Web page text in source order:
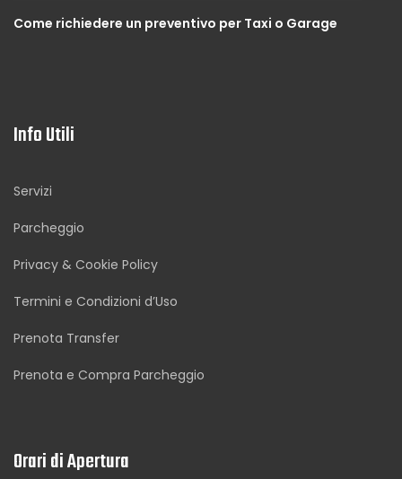
Come richiedere un preventivo per Taxi o Garage
Info Utili
Servizi
Parcheggio
Privacy & Cookie Policy
Termini e Condizioni d’Uso
Prenota Transfer
Prenota e Compra Parcheggio
Orari di Apertura